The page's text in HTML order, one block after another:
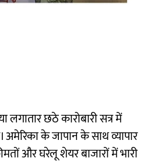
छठे कारोबारी सत्र में
के जापान के साथ व्यापार
और घरेलू शेयर बाजारों में भारी